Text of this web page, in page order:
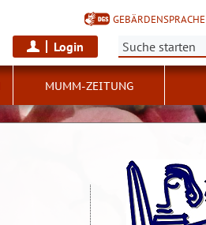
GEBÄRDENSPRACHE
Login Suche:
MUMM-ZEITUNG